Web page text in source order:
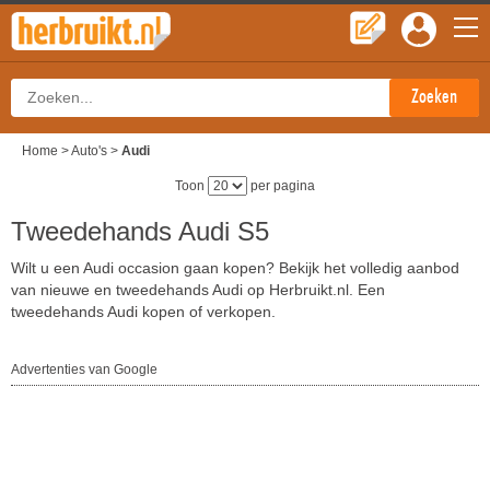
Home >Auto's > Audi
Toon per pagina
Tweedehands Audi S5
Wilt u een Audi occasion gaan kopen? Bekijk het volledig aanbod
van nieuwe en tweedehands Audi op Herbruikt.nl. Een
tweedehands Audi kopen of verkopen.
Advertenties van Google